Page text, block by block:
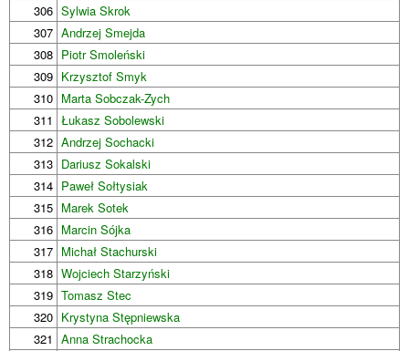
306 Sylwia Skrok
307 Andrzej Smejda
308 Piotr Smoleński
309 Krzysztof Smyk
310 Marta Sobczak-Zych
311 Łukasz Sobolewski
312 Andrzej Sochacki
313 Dariusz Sokalski
314 Paweł Sołtysiak
315 Marek Sotek
316 Marcin Sójka
317 Michał Stachurski
318 Wojciech Starzyński
319 Tomasz Stec
320 Krystyna Stępniewska
321 Anna Strachocka